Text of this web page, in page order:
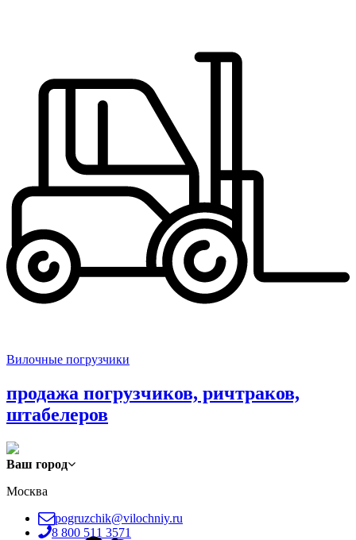
Вилочные погрузчики
продажа погрузчиков, ричтраков,
штабелеров
Ваш город
Москва
pogruzchik@vilochniy.ru
8 800 511 3571